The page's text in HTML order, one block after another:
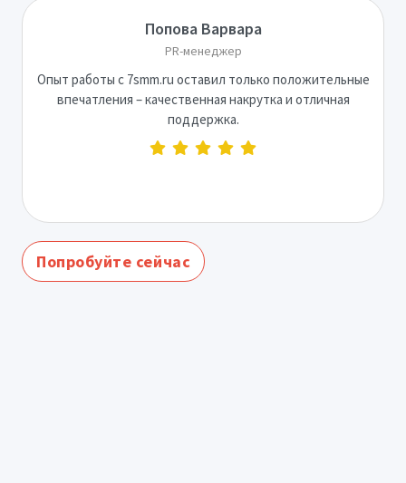
Попова Варвара
PR-менеджер
Опыт работы с 7smm.ru оставил только положительные
впечатления – качественная накрутка и отличная
поддержка.
Попробуйте сейчас